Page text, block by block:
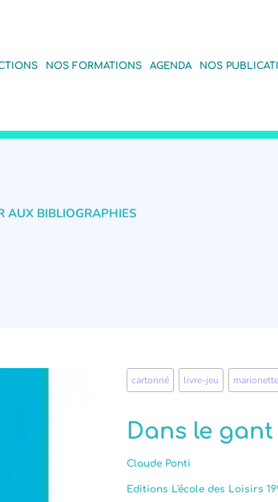
NOS FORMATIONS AGENDA NOS
AUX BIBLIOGRAPHIES
cartonné livre-jeu
Dans le gant
Claude Ponti
Editions L'école des Loisirs